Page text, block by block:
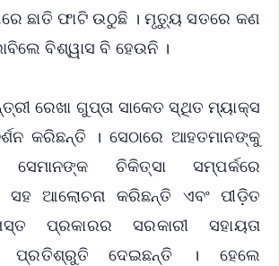
ଛାତି ଫାଟି ଉଠୁଛି । ମୃତ୍ୟୁ ସତରେ କଣ
ବିଶ୍ୱାସ ବି ହେଉନି ।
ରେଖା ଗୁପ୍ତା ସାକେତ ସ୍ଥିତ ମ୍ୟାକ୍ସ
କରିଛନ୍ତି । ସେଠାରେ ଆହତମାନଙ୍କୁ
ଚିକିତ୍ସା ସମ୍ପର୍କରେ
ସହ ଆଲୋଚନା କରିଛନ୍ତି ଏବଂ ପୀଡ଼ିତ
ପ୍ରକାରର ସରକାରୀ ସହାୟତା
ପ୍ରତିଶ୍ରୁତି ଦେଇଛନ୍ତି । ହେଲେ